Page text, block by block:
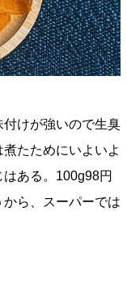
けが強いので生臭
たためにいよいよ
ある。100g98円
ら、スーパーでは